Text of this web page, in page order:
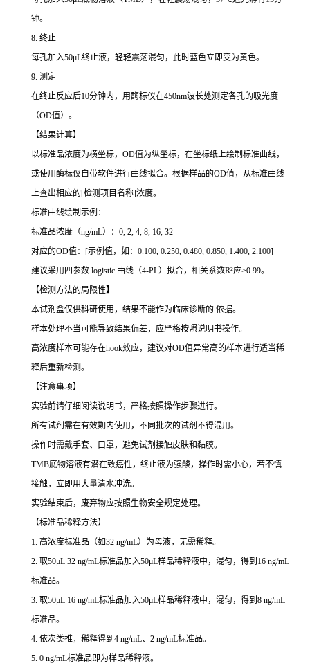
钟。
8. 终止
每孔加入50μL终止液，轻轻震荡混匀，此时蓝色立即变为黄色。
9. 测定
在终止反应后10分钟内，用酶标仪在450nm波长处测定各孔的吸光度
（OD值）。
【结果计算】
以标准品浓度为横坐标，OD值为纵坐标，在坐标纸上绘制标准曲线，
或使用酶标仪自带软件进行曲线拟合。根据样品的OD值，从标准曲线
上查出相应的[检测项目名称]浓度。
标准曲线绘制示例：
标准品浓度（ng/mL）：0, 2, 4, 8, 16, 32
对应的OD值：[示例值，如：0.100, 0.250, 0.480, 0.850, 1.400, 2.100]
建议采用四参数 logistic 曲线（4-PL）拟合，相关系数R²应≥0.99。
【检测方法的局限性】
本试剂盒仅供科研使用，结果不能作为临床诊断的 依据。
样本处理不当可能导致结果偏差，应严格按照说明书操作。
高浓度样本可能存在hook效应，建议对OD值异常高的样本进行适当稀
释后重新检测。
【注意事项】
实验前请仔细阅读说明书，严格按照操作步骤进行。
所有试剂需在有效期内使用，不同批次的试剂不得混用。
操作时需戴手套、口罩，避免试剂接触皮肤和黏膜。
TMB底物溶液有潜在致癌性，终止液为强酸，操作时需小心，若不慎
接触，立即用大量清水冲洗。
实验结束后，废弃物应按照生物安全规定处理。
【标准品稀释方法】
1. 高浓度标准品（如32 ng/mL）为母液，无需稀释。
2. 取50μL 32 ng/mL标准品加入50μL样品稀释液中，混匀，得到16 ng/mL
标准品。
3. 取50μL 16 ng/mL标准品加入50μL样品稀释液中，混匀，得到8 ng/mL
标准品。
4. 依次类推，稀释得到4 ng/mL、2 ng/mL标准品。
5. 0 ng/mL标准品即为样品稀释液。